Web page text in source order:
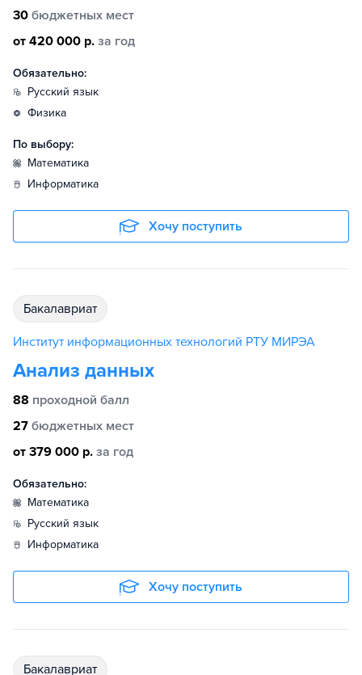
30 бюджетных мест
от 420 000 р. за год
Обязательно:
русский язык
физика
По выбору:
математика
информатика
Хочу поступить
бакалавриат
Институт информационных технологий РТУ МИРЭА
Анализ данных
88 проходной балл
27 бюджетных мест
от 379 000 р. за год
Обязательно:
математика
русский язык
информатика
Хочу поступить
бакалавриат